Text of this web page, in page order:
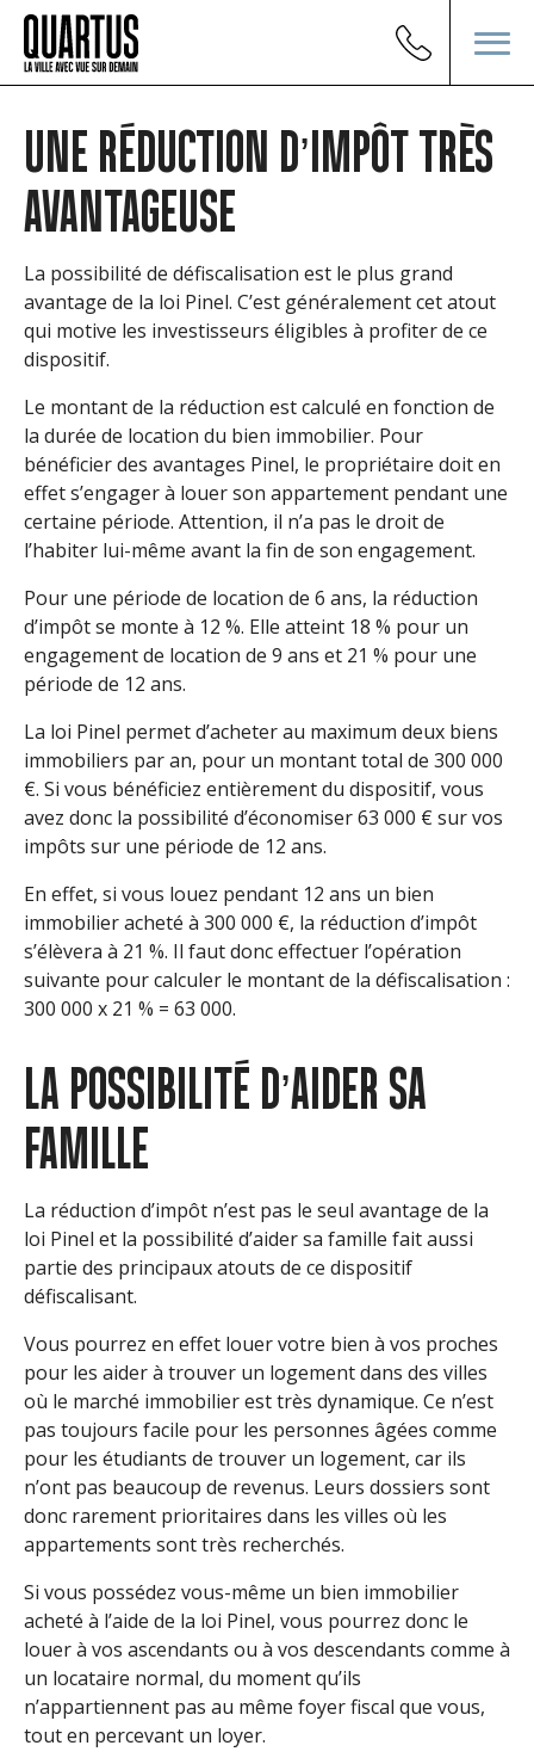
UNE RÉDUCTION D’IMPÔT TRÈS
AVANTAGEUSE
La possibilité de défiscalisation est le plus grand
avantage de la loi Pinel. C’est généralement cet atout
qui motive les investisseurs éligibles à profiter de ce
dispositif.
Le montant de la réduction est calculé en fonction de
la durée de location du bien immobilier. Pour
bénéficier des avantages Pinel, le propriétaire doit en
effet s’engager à louer son appartement pendant une
certaine période. Attention, il n’a pas le droit de
l’habiter lui-même avant la fin de son engagement.
Pour une période de location de 6 ans, la réduction
d’impôt se monte à 12 %. Elle atteint 18 % pour un
engagement de location de 9 ans et 21 % pour une
période de 12 ans.
La loi Pinel permet d’acheter au maximum deux biens
immobiliers par an, pour un montant total de 300 000
€. Si vous bénéficiez entièrement du dispositif, vous
avez donc la possibilité d’économiser 63 000 € sur vos
impôts sur une période de 12 ans.
En effet, si vous louez pendant 12 ans un bien
immobilier acheté à 300 000 €, la réduction d’impôt
s’élèvera à 21 %. Il faut donc effectuer l’opération
suivante pour calculer le montant de la défiscalisation :
300 000 x 21 % = 63 000.
LA POSSIBILITÉ D’AIDER SA
FAMILLE
La réduction d’impôt n’est pas le seul avantage de la
loi Pinel et la possibilité d’aider sa famille fait aussi
partie des principaux atouts de ce dispositif
défiscalisant.
Vous pourrez en effet louer votre bien à vos proches
pour les aider à trouver un logement dans des villes
où le marché immobilier est très dynamique. Ce n’est
pas toujours facile pour les personnes âgées comme
pour les étudiants de trouver un logement, car ils
n’ont pas beaucoup de revenus. Leurs dossiers sont
donc rarement prioritaires dans les villes où les
appartements sont très recherchés.
Si vous possédez vous-même un bien immobilier
acheté à l’aide de la loi Pinel, vous pourrez donc le
louer à vos ascendants ou à vos descendants comme à
un locataire normal, du moment qu’ils
n’appartiennent pas au même foyer fiscal que vous,
tout en percevant un loyer.